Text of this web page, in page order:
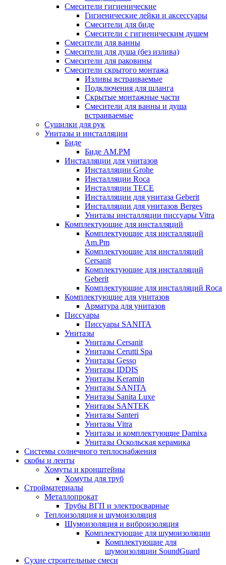
Смесители гигиенические
Гигиенические лейки и аксессуары
Смесители для биде
Смесители с гигиеническим душем
Смесители для ванны
Смесители для душа (без излива)
Смесители для раковины
Смесители скрытого монтажа
Изливы встраиваемые
Подключения для шланга
Скрытые монтажные части
Смесители для ванны и душа
встраиваемые
Сушилки для рук
Унитазы и инсталляции
Биде
Биде AM.PM
Инсталляции для унитазов
Инсталляции Grohe
Инсталляции Roca
Инсталляции TECE
Инсталляции для унитаза Geberit
Инсталляции для унитазов Berges
Унитазы инсталляции писсуары Vitra
Комплектующие для инсталляций
Комплектующие для инсталляций
Am.Pm
Комплектующие для инсталляций
Cersanit
Комплектующие для инсталляций
Geberit
Комплектующие для инсталляций Roca
Комплектующие для унитазов
Арматура для унитазов
Писсуары
Писсуары SANITA
Унитазы
Унитазы Cersanit
Унитазы Cerutti Spa
Унитазы Gesso
Унитазы IDDIS
Унитазы Keramin
Унитазы SANITA
Унитазы Sanita Luxe
Унитазы SANTEK
Унитазы Santeri
Унитазы Vitra
Унитазы и комплектующие Damixa
Унитазы Оскольская керамика
Системы солнечного теплоснабжения
скобы и ленты
Хомуты и кронштейны
Хомуты для труб
Стройматериалы
Металлопрокат
Трубы ВГП и электросварные
Теплоизоляция и шумоизоляция
Шумоизоляция и виброизоляция
Комплектующие для шумоизоляции
Комплектующие для
шумоизоляции SoundGuard
Сухие строительные смеси